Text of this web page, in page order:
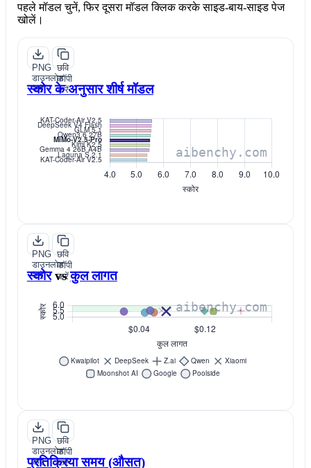
पहले मॉडल चुनें, फिर दूसरा मॉडल क्लिक करके साइड-बाय-साइड पेज
खोलें।
PNG
डाउनलोड
करें
छवि
कॉपी
करें
स्कोर के अनुसार शीर्ष मॉडल
PNG
डाउनलोड
करें
छवि
कॉपी
करें
स्कोर vs कुल लागत
PNG
डाउनलोड
करें
छवि
कॉपी
करें
प्रतिक्रिया समय (औसत)